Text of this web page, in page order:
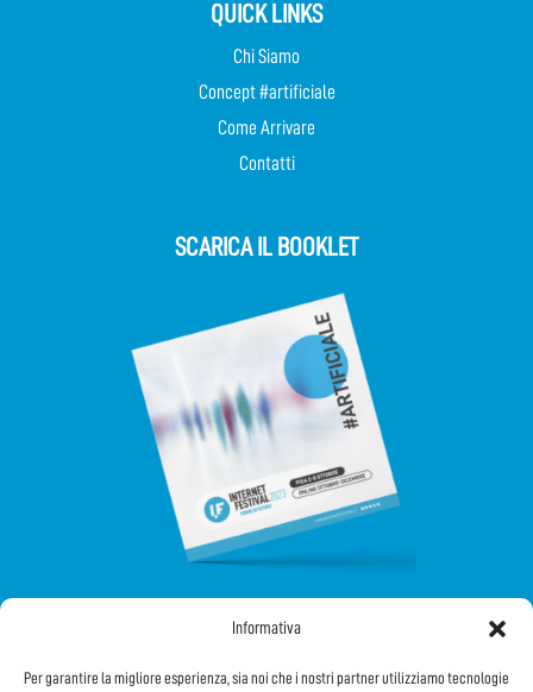
Informativa
Per garantire la migliore esperienza, sia noi che i nostri partner utilizziamo tecnologie
QUICK LINKS
Chi Siamo
Concept #artificiale
Come Arrivare
Contatti
SCARICA IL BOOKLET
SEGUICI SUI SOCIAL